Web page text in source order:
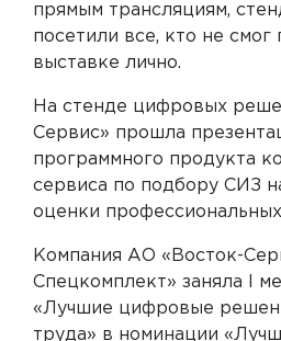
прямым трансляциям,
посетили все, кто не смог
выставке лично.
На стенде цифровых
Сервис» прошла
программного продукта
сервиса по подбору СИЗ
оценки
Компания АО «Восток-
Спецкомплект» заняла I
«Лучшие цифровые
труда» в номинации